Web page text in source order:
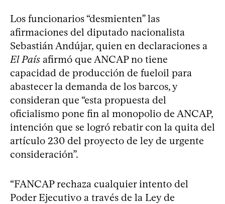
Los funcionarios “desmienten” las
afirmaciones del diputado nacionalista
Sebastián Andújar, quien en declaraciones a
El País afirmó que ANCAP no tiene
capacidad de producción de fueloil para
abastecer la demanda de los barcos, y
consideran que “esta propuesta del
oficialismo pone fin al monopolio de ANCAP,
intención que se logró rebatir con la quita del
artículo 230 del proyecto de ley de urgente
consideración”.
“FANCAP rechaza cualquier intento del
Poder Ejecutivo a través de la Ley de